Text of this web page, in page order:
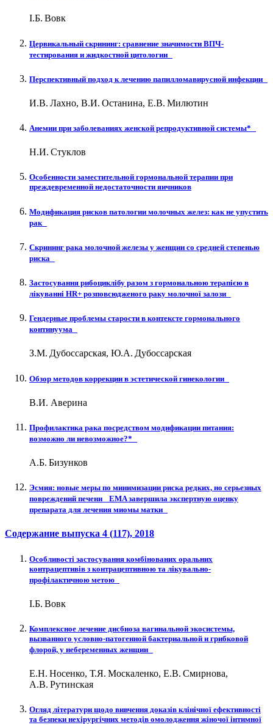
І.Б. Вовк
Цервикальный скрининг: сравнение значимости ВПЧ-
тестирования и жидкостной цитологии
Перспективный подход к лечению папилломавирусной инфекции
И.В. Лахно, В.И. Останина, Е.В. Милютин
Анемии при заболеваниях женской репродуктивной системы*
Н.И. Стуклов
Особенности заместительной гормональной терапии при
преждевременной недостаточности яичников
Модификация рисков патологии молочных желез: как не упустить
рак
Cкрининг рака молочной железы у женщин со средней степенью
риска
Застосування рибоциклібу разом з гормональною терапією в
лікуванні HR+ розповсюдженого раку молочної залози
Гендерные проблемы старости в контексте гормонального
континуума
З.М. Дубоссарская, Ю.А. Дубоссарская
Обзор методов коррекции в эстетической гинекологии
В.И. Аверина
Профилактика рака посредством модификации питания:
возможно ли невозможное?*
А.Б. Бизунков
Эсмия: новые меры по минимизации риска редких, но серьезных
повреждений печени EMA завершила экспертную оценку
препарата для лечения миомы матки
Содержание выпуска 4 (117), 2018
Особливості застосування комбінованих оральних
контрацептивів з контрацептивною та лікувально-
профілактичною метою
І.Б. Вовк
Комплексное лечение дисбиоза вагинальной экосистемы,
вызванного условно-патогенной бактериальной и грибковой
флорой, у небеременных женщин
Е.Н. Носенко, Т.Я. Москаленко, Е.В. Смирнова,
А.В. Рутинская
Огляд літератури щодо вивчення доказів клінічної ефективності
та безпеки нехірургічних методів омолодження жіночої інтимної